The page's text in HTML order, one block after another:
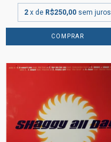
2 x de R$250,00 sem juros